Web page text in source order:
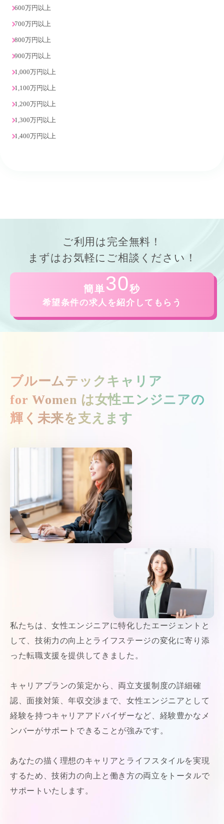
600万円以上
700万円以上
800万円以上
900万円以上
1,000万円以上
1,100万円以上
1,200万円以上
1,300万円以上
1,400万円以上
ご利用は 完全無料！
まずはお気軽にご相談ください！
簡単30秒
希望条件の求人を紹介してもらう
ブルームテックキャリア
for Women は女性エンジニアの
輝く未来を支えます
私たちは、女性エンジニアに特化したエージェントと
して、技術力の向上とライフステージの変化に寄り添
った転職支援を提供してきました。
キャリアプランの策定から、両立支援制度の詳細確
認、面接対策、年収交渉まで、女性エンジニアとして
経験を持つキャリアアドバイザーなど、経験豊かなメ
ンバーがサポートできることが強みです。
あなたの描く理想のキャリアとライフスタイルを実現
するため、技術力の向上と働き方の両立をトータルで
サポートいたします。